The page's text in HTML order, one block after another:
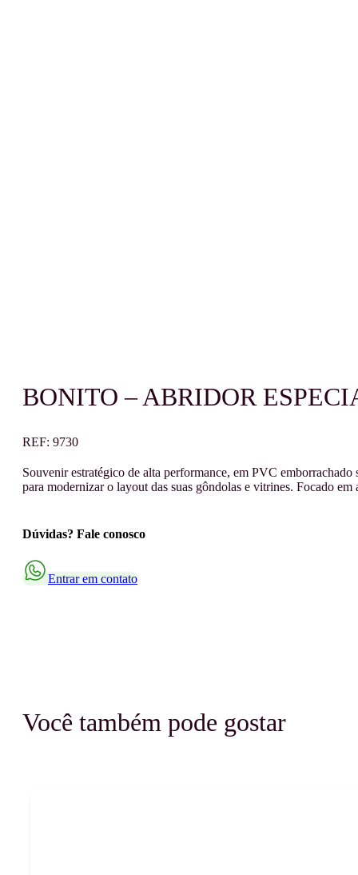
BONITO – ABRIDOR
REF: 9730
Souvenir estratégico de alta performance, em PVC
para modernizar o layout das suas gôndolas e vitrines. Focado
Dúvidas? Fale conosco
Entrar em contato
Você também pode gostar